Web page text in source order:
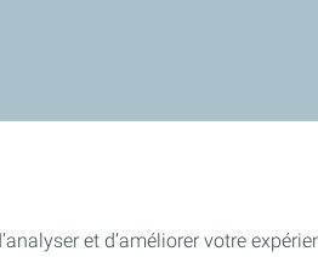
et d’améliorer votre